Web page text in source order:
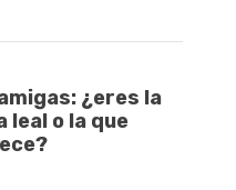
¿eres la
leal o la que